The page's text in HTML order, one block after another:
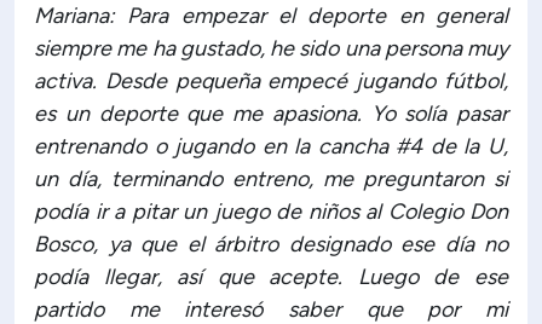
Mariana: Para empezar el deporte en general
siempre me ha gustado, he sido una persona muy
activa. Desde pequeña empecé jugando fútbol,
es un deporte que me apasiona. Yo solía pasar
entrenando o jugando en la cancha #4 de la U,
un día, terminando entreno, me preguntaron si
podía ir a pitar un juego de niños al Colegio Don
Bosco, ya que el árbitro designado ese día no
podía llegar, así que acepte. Luego de ese
partido me interesó saber que por mi